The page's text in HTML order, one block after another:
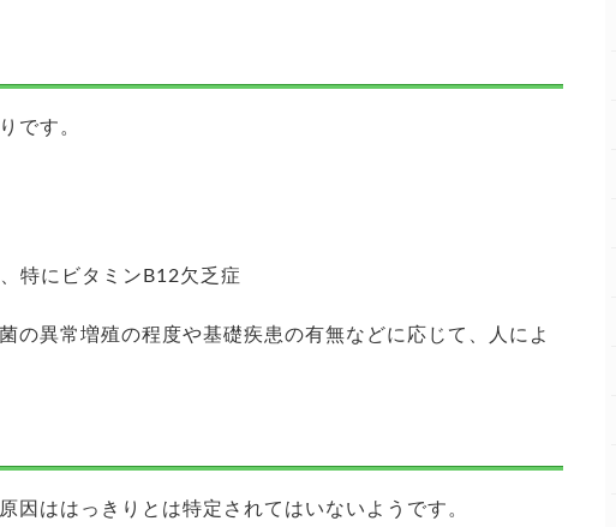
です。
特にビタミンB12欠乏症
の異常増殖の程度や基礎疾患の有無などに応じて、人によ
因ははっきりとは特定されてはいないようです。